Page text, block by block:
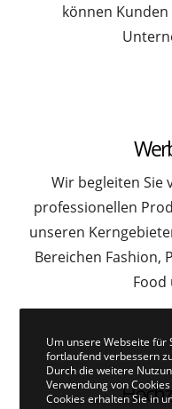
können
Wir begleiten Sie
professionellen
unseren
Bereichen Fashion,
Food
Um unsere Webseite für
fortlaufend verbessern
Durch die weitere
Verwendung von
Cookies erhalten Sie in